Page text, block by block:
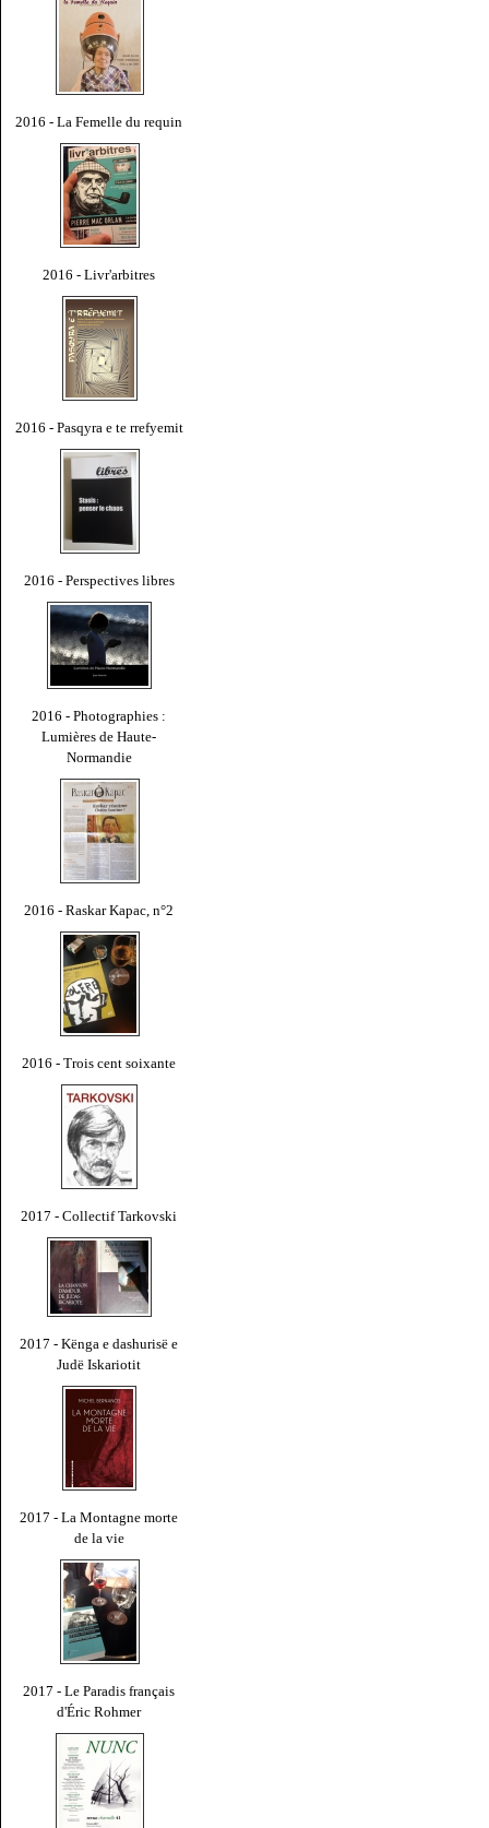
2016 - La Femelle du requin
2016 - Livr'arbitres
2016 - Pasqyra e te rrefyemit
2016 - Perspectives libres
2016 - Photographies :
Lumières de Haute-
Normandie
2016 - Raskar Kapac, n°2
2016 - Trois cent soixante
2017 - Collectif Tarkovski
2017 - Kënga e dashurisë e
Judë Iskariotit
2017 - La Montagne morte
de la vie
2017 - Le Paradis français
d'Éric Rohmer